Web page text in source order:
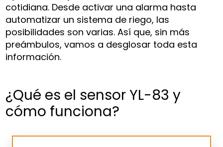
cotidiana. Desde activar una alarma hasta
automatizar un sistema de riego, las
posibilidades son varias. Así que, sin más
preámbulos, vamos a desglosar toda esta
información.
¿Qué es el sensor YL-83 y
cómo funciona?